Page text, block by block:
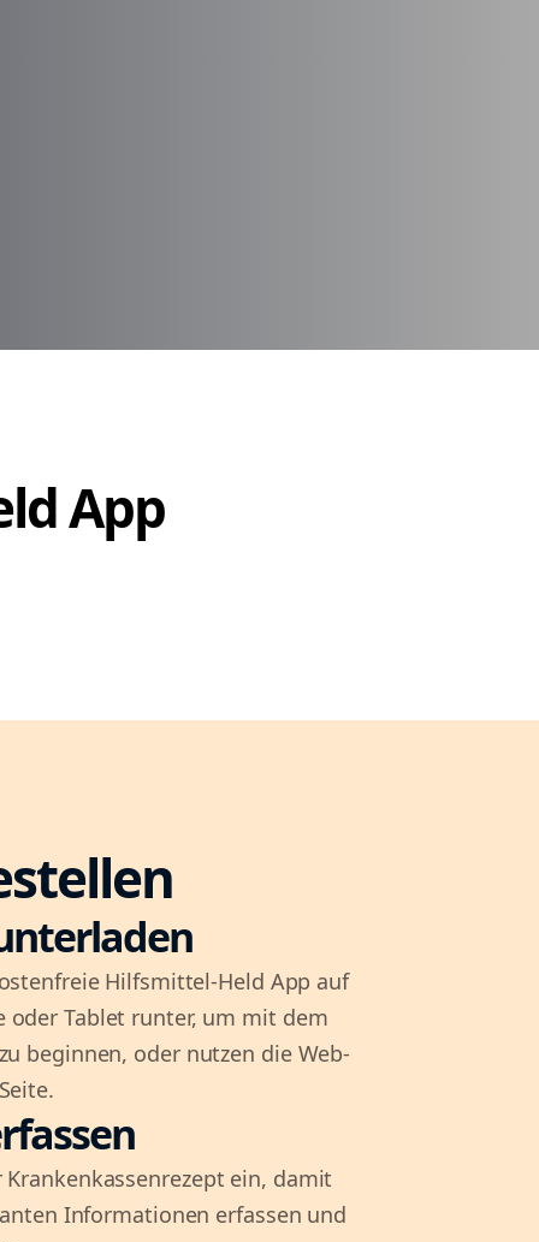
App
Hilfsmittel-Held App auf
oder Tablet runter, um mit dem
beginnen, oder nutzen die Web-
Krankenkassenrezept ein, damit
Informationen erfassen und